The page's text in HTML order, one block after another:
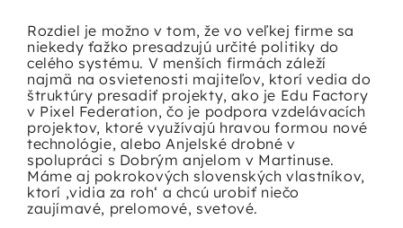
Rozdiel je možno v tom, že vo veľkej firme sa
niekedy ťažko presadzujú určité politiky do
celého systému. V menších firmách záleží
najmä na osvietenosti majiteľov, ktorí vedia do
štruktúry presadiť projekty, ako je Edu Factory
v Pixel Federation, čo je podpora vzdelávacích
projektov, ktoré využívajú hravou formou nové
technológie, alebo Anjelské drobné v
spolupráci s Dobrým anjelom v Martinuse.
Máme aj pokrokových slovenských vlastníkov,
ktorí ‚vidia za roh‘ a chcú urobiť niečo
zaujímavé, prelomové, svetové.